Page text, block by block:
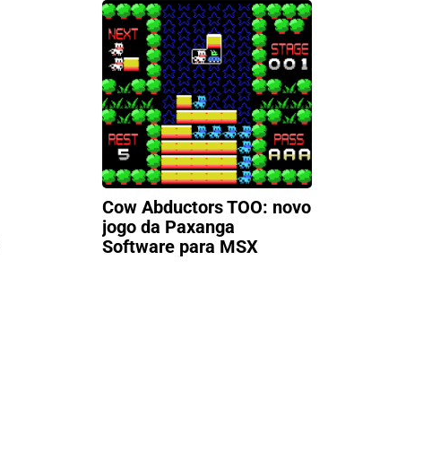
Cow Abductors TOO: novo
jogo da Paxanga
Software para MSX